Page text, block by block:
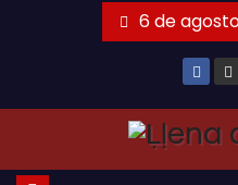
6 de